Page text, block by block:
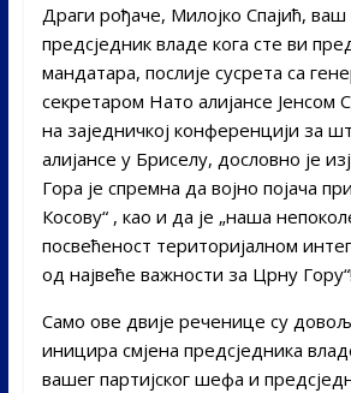
Драги рођаче, Милојко Спајић,
предсједник владе кога сте ви
мандатара, послије сусрета са
секретаром Нато алијансе Јенсом
на заједничкој конференцији за
алијансе у Бриселу, дословно је
Гора је спремна да војно појача
Косову“ , као и да је „наша
посвећеност територијалном
од највеће важности за Црну Гору“!
Само ове двије реченице су
иницира смјена предсједника
вашег партијског шефа и